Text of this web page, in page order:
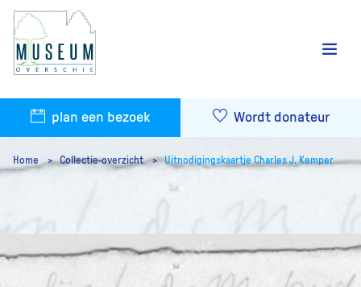
plan een bezoek Wordt donateur
Home Collectie-overzicht Uitnodigingskaartje Charles J. Kemper